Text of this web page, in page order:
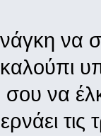
να
να
τις